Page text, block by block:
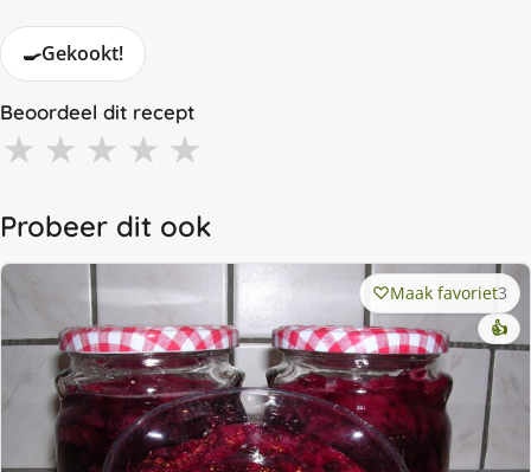
🍳Gekookt!
Beoordeel dit recept
★ ★ ★ ★ ★
Probeer dit ook
Maak favoriet3
👍